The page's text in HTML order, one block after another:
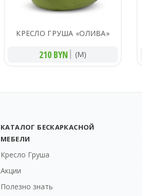
КРЕСЛО ГРУША «ОЛИВА»
210 BYN (M)
КАТАЛОГ БЕСКАРКАСНОЙ
МЕБЕЛИ
Кресло Груша
Акции
Полезно знать